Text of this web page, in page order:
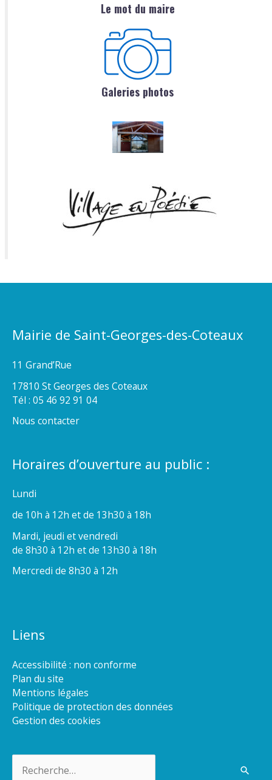
Le mot du maire
Galeries photos
Mairie de Saint-Georges-des-Coteaux
11 Grand’Rue
17810 St Georges des Coteaux
Tél : 05 46 92 91 04
Nous contacter
Horaires d’ouverture au public :
Lundi
de 10h à 12h et de 13h30 à 18h
Mardi, jeudi et vendredi
de 8h30 à 12h et de 13h30 à 18h
Mercredi de 8h30 à 12h
Liens
Accessibilité : non conforme
Plan du site
Mentions légales
Politique de protection des données
Gestion des cookies